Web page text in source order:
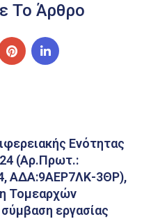
Το Άρθρο
Ενότητας
(Αρ.Πρωτ.:
ΑΔΑ:9ΑΕΡ7ΛΚ-3ΘΡ),
Τομεαρχών
εργασίας